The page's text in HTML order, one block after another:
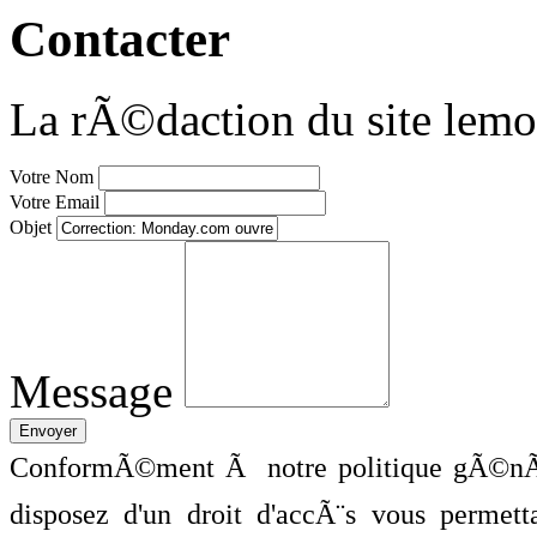
Contacter
La rÃ©daction du site
Votre Nom
Votre Email
Objet
Message
ConformÃ©ment Ã notre politique
disposez d'un droit d'accÃ¨s vous